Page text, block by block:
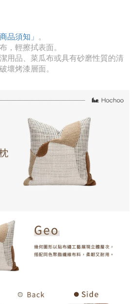
商品須知 」 。
，輕擦拭表面。
用品、菜瓜布或具有砂磨性質的清
壞烤漆層面。